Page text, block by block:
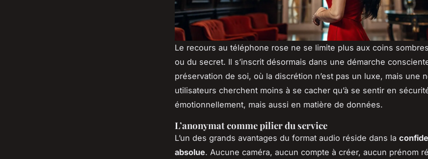
Le recours au téléphone rose ne se limite plus aux coins
ou du secret. Il s’inscrit désormais dans une démarche
préservation de soi, où la discrétion n’est pas un luxe, mais une
utilisateurs cherchent moins à se cacher qu’à se sentir en
émotionnellement, mais aussi en matière de données.
L’anonymat comme pilier du service
L’un des grands avantages du format audio réside dans la
absolue. Aucune caméra, aucun compte à créer, aucun prénom